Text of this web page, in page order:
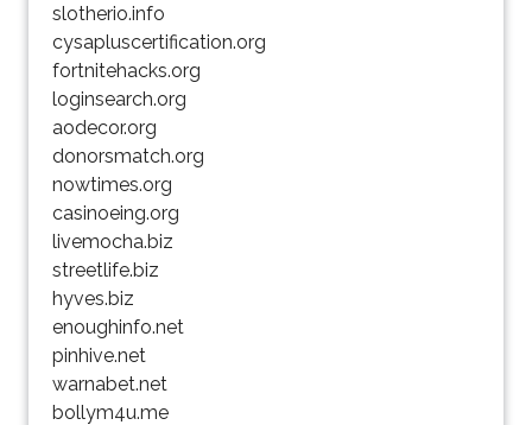
slotherio.info
cysapluscertification.org
fortnitehacks.org
loginsearch.org
aodecor.org
donorsmatch.org
nowtimes.org
casinoeing.org
livemocha.biz
streetlife.biz
hyves.biz
enoughinfo.net
pinhive.net
warnabet.net
bollym4u.me